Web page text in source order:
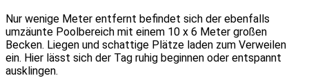
Nur wenige Meter entfernt befindet sich der ebenfalls
umzäunte Poolbereich mit einem 10 x 6 Meter großen
Becken. Liegen und schattige Plätze laden zum Verweilen
ein. Hier lässt sich der Tag ruhig beginnen oder entspannt
ausklingen.